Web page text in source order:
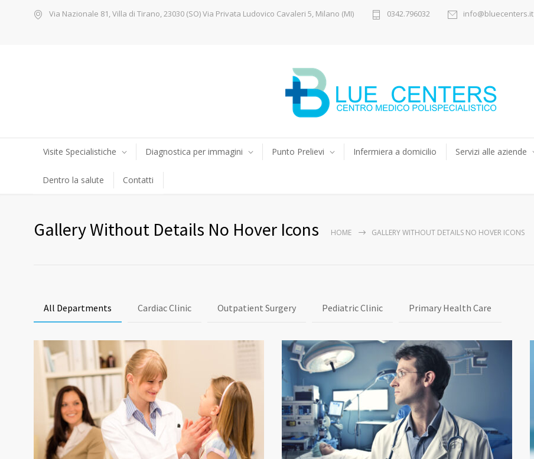
Via Nazionale 81, Villa di Tirano, 23030 (SO) Via Privata Ludovico Cavaleri 5, Milano (MI) 0342.796032 info@bluecenters.it
Visite Specialistiche Diagnostica per immagini Punto Prelievi Infermiera a domicilio Servizi alle aziende
Dentro la salute Contatti
Gallery Without Details No Hover Icons HOME GALLERY WITHOUT DETAILS NO HOVER ICONS
All Departments Cardiac Clinic Outpatient Surgery Pediatric Clinic Primary Health Care